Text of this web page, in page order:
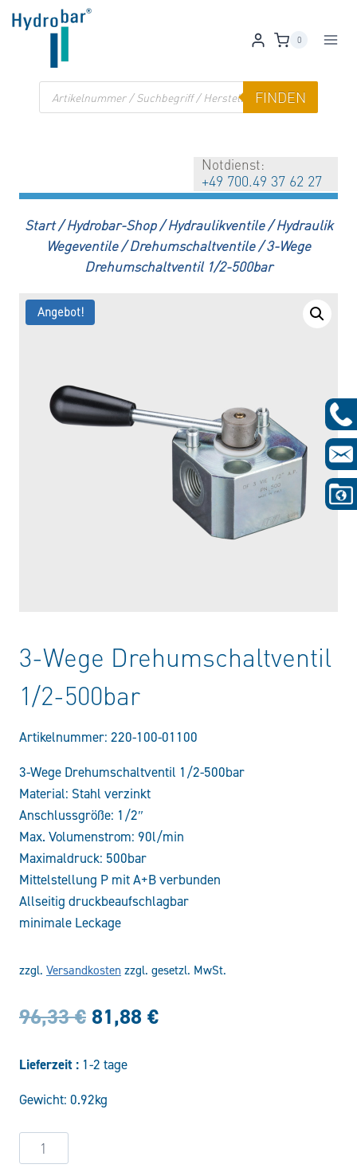
Zum
Inhalt
0
Products
search
FINDEN
Notdienst:
+49 700.49 37 62 27
Start /Hydrobar-Shop /Hydraulikventile /Hydraulik
Wegeventile / Drehumschaltventile / 3-Wege
Drehumschaltventil 1/2-500bar
Angebot!
3-Wege Drehumschaltventil
1/2-500bar
Artikelnummer: 220-100-01100
3-Wege Drehumschaltventil 1/2-500bar
Material: Stahl verzinkt
Anschlussgröße: 1/2″
Max. Volumenstrom: 90l/min
Maximaldruck: 500bar
Mittelstellung P mit A+B verbunden
Allseitig druckbeaufschlagbar
minimale Leckage
zzgl. Versandkosten zzgl. gesetzl. MwSt.
96,33€ Ursprünglicher
war:
96,33 €
81,88 €Aktueller
Lieferzeit : 1-2 tage
Gewicht: 0.92kg
Wege